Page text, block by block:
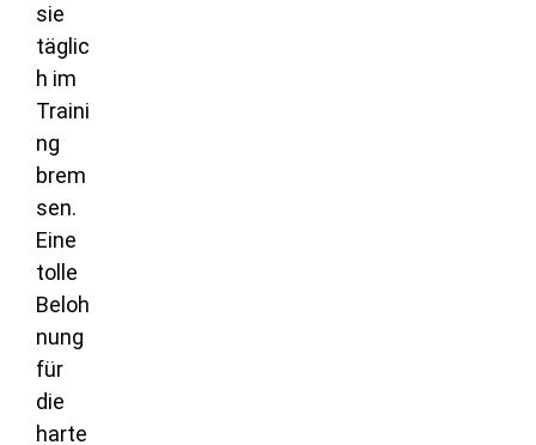
sie
täglic
h im
Traini
ng
brem
sen.
Eine
tolle
Beloh
nung
für
die
harte